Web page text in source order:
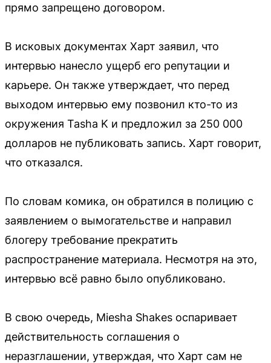
прямо запрещено договором.
В исковых документах Харт заявил, что
интервью нанесло ущерб его репутации и
карьере. Он также утверждает, что перед
выходом интервью ему позвонил кто-то из
окружения Tasha K и предложил за 250 000
долларов не публиковать запись. Харт говорит,
что отказался.
По словам комика, он обратился в полицию с
заявлением о вымогательстве и направил
блогеру требование прекратить
распространение материала. Несмотря на это,
интервью всё равно было опубликовано.
В свою очередь, Miesha Shakes оспаривает
действительность соглашения о
неразглашении, утверждая, что Харт сам не